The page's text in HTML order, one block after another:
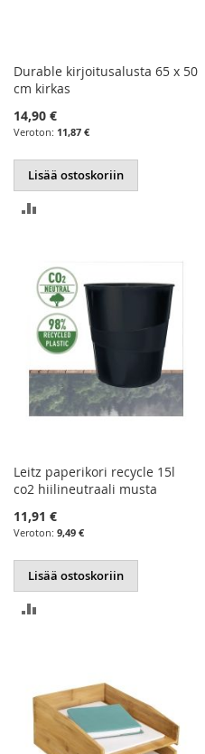
Durable kirjoitusalusta 65 x 50
cm kirkas
14,90 €
11,87 €
Lisää ostoskoriin
Leitz paperikori recycle 15l
co2 hiilineutraali musta
11,91 €
9,49 €
Lisää ostoskoriin